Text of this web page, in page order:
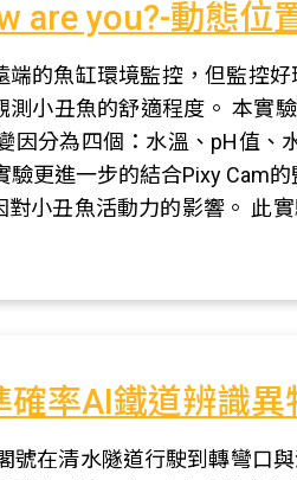
are you?-動態位
端的魚缸環境監控，但監控
測小丑魚的舒適程度。 本實
因分為四個：水溫、pH值
驗更進一步的結合Pixy Cam
對小丑魚活動力的影響。 此
率AI鐵道辨識
號在清水隧道行駛到轉彎口